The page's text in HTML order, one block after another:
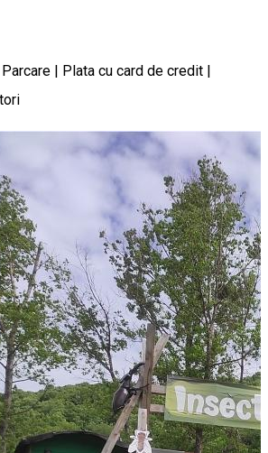
| Plata cu card de credit |